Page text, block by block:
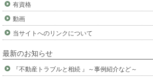
有資格
動画
当サイトへのリンクについて
最新のお知らせ
『不動産トラブルと相続 』～事例紹介など～